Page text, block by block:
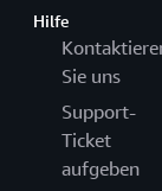
Hilfe
Sie uns
Support-
Ticket
aufgeben